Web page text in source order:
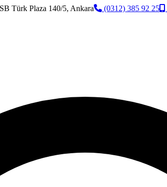
Türk Plaza 140/5, Ankara (0312) 385 92 25